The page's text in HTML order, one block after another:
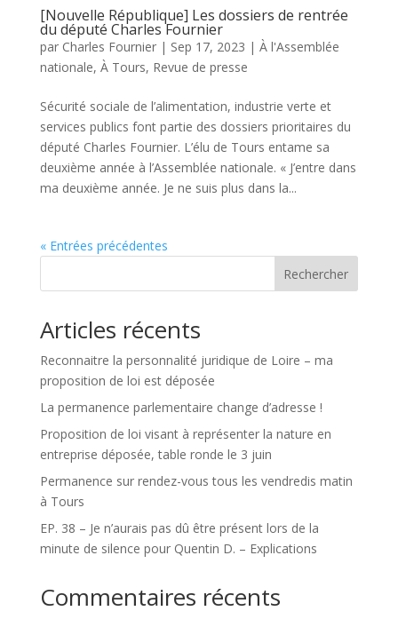
[Nouvelle République] Les dossiers de rentrée
du député Charles Fournier
par Charles Fournier| Sep 17, 2023 | À l'Assemblée
nationale, À Tours, Revue de presse
Sécurité sociale de l’alimentation, industrie verte et
services publics font partie des dossiers prioritaires du
député Charles Fournier. L’élu de Tours entame sa
deuxième année à l’Assemblée nationale. « J’entre dans
ma deuxième année. Je ne suis plus dans la...
« Entrées précédentes
Rechercher
Articles récents
Reconnaitre la personnalité juridique de Loire – ma
proposition de loi est déposée
La permanence parlementaire change d’adresse !
Proposition de loi visant à représenter la nature en
entreprise déposée, table ronde le 3 juin
Permanence sur rendez-vous tous les vendredis matin
à Tours
EP. 38 – Je n’aurais pas dû être présent lors de la
minute de silence pour Quentin D. – Explications
Commentaires récents